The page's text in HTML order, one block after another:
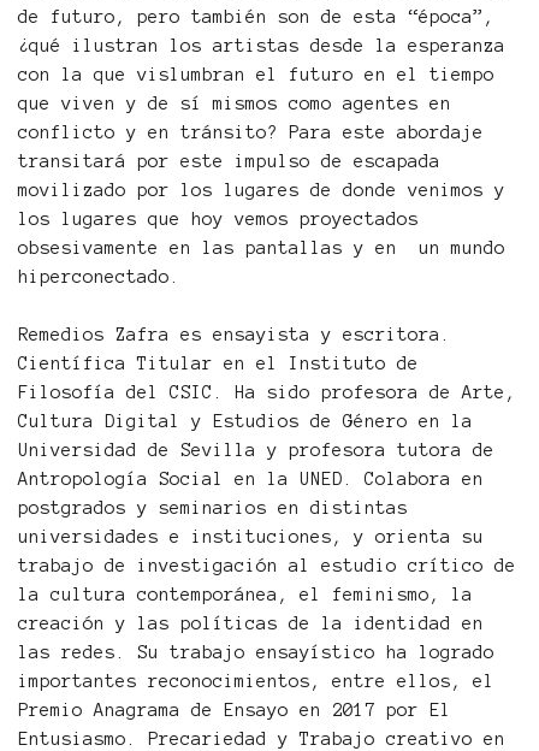
de futuro, pero también son de esta “época”,
¿qué ilustran los artistas desde la esperanza
con la que vislumbran el futuro en el tiempo
que viven y de sí mismos como agentes en
conflicto y en tránsito? Para este abordaje
transitará por este impulso de escapada
movilizado por los lugares de donde venimos y
los lugares que hoy vemos proyectados
obsesivamente en las pantallas y en un mundo
hiperconectado.
Remedios Zafra es ensayista y escritora.
Científica Titular en el Instituto de
Filosofía del CSIC. Ha sido profesora de Arte,
Cultura Digital y Estudios de Género en la
Universidad de Sevilla y profesora tutora de
Antropología Social en la UNED. Colabora en
postgrados y seminarios en distintas
universidades e instituciones, y orienta su
trabajo de investigación al estudio crítico de
la cultura contemporánea, el feminismo, la
creación y las políticas de la identidad en
las redes. Su trabajo ensayístico ha logrado
importantes reconocimientos, entre ellos, el
Premio Anagrama de Ensayo en 2017 por El
Entusiasmo. Precariedad y Trabajo creativo en